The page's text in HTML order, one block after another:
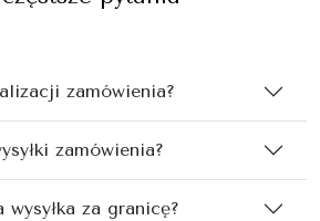
zamówienia?
zamówienia?
za granicę?